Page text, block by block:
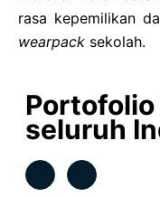
rasa kepemilikan
wearpack sekolah.
seluruh